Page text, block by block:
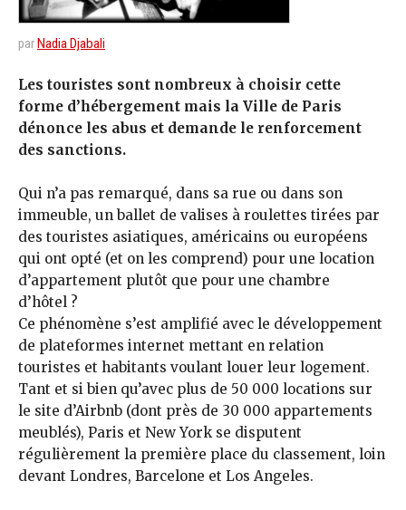
parNadia Djabali
Les touristes sont nombreux à choisir cette
forme d’hébergement mais la Ville de Paris
dénonce les abus et demande le renforcement
des sanctions.
Qui n’a pas remarqué, dans sa rue ou dans son
immeuble, un ballet de valises à roulettes tirées par
des touristes asiatiques, américains ou européens
qui ont opté (et on les comprend) pour une location
d’appartement plutôt que pour une chambre
d’hôtel ?
Ce phénomène s’est amplifié avec le développement
de plateformes internet mettant en relation
touristes et habitants voulant louer leur logement.
Tant et si bien qu’avec plus de 50 000 locations sur
le site d’Airbnb (dont près de 30 000 appartements
meublés), Paris et New York se disputent
régulièrement la première place du classement, loin
devant Londres, Barcelone et Los Angeles.